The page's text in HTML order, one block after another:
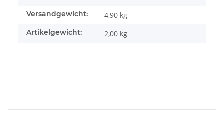
Versandgewicht: 4,90 kg
Artikelgewicht: 2,00 kg